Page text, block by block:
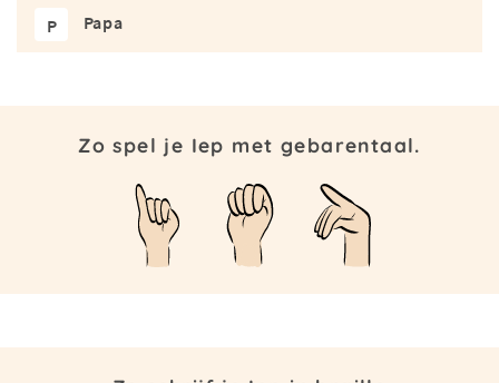
P Papa
Zo spel je Iep met gebarentaal.